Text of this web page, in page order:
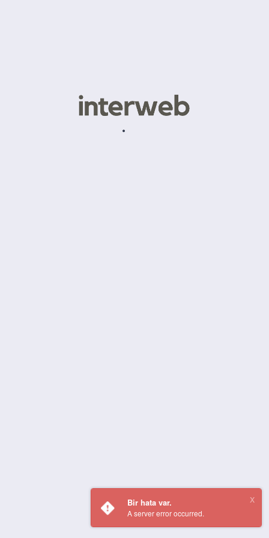
Bir hata var.
A server error occurred.